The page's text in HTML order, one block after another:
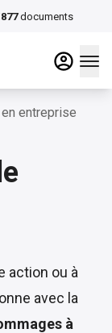
documents
entreprise
action ou à
avec la
à